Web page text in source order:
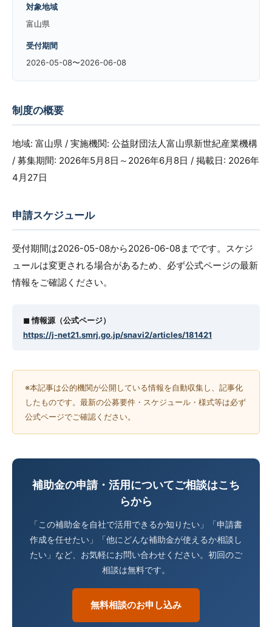
対象地域
富山県
受付期間
2026-05-08〜2026-06-08
制度の概要
地域: 富山県 / 実施機関: 公益財団法人富山県新世紀産業機構
/ 募集期間: 2026年5月8日～2026年6月8日 / 掲載日: 2026年
4月27日
申請スケジュール
受付期間は2026-05-08から2026-06-08までです。スケジ
ュールは変更される場合があるため、必ず公式ページの最新
情報をご確認ください。
◼︎ 情報源（公式ページ）
https://j-net21.smrj.go.jp/snavi2/articles/181421
※本記事は公的機関が公開している情報を自動収集し、記事化
したものです。最新の公募要件・スケジュール・様式等は必ず
公式ページでご確認ください。
補助金の申請・活用についてご相談はこち
らから
「この補助金を自社で活用できるか知りたい」「申請書
作成を任せたい」「他にどんな補助金が使えるか相談し
たい」など、お気軽にお問い合わせください。初回のご
相談は無料です。
無料相談のお申し込み